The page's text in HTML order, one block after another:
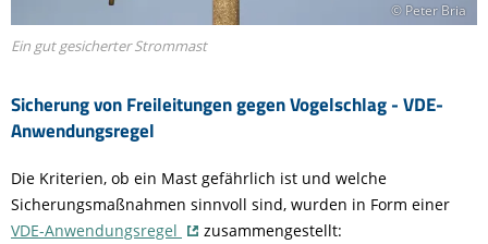
Sicherung von Freileitungen gegen Vogelschlag - VDE-
Anwendungsregel
© Peter Bria
Ein gut gesicherter Strommast
Die Kriterien, ob ein Mast gefährlich ist und welche
Sicherungsmaßnahmen sinnvoll sind, wurden in Form einer
VDE-Anwendungsregel
zusammengestellt: